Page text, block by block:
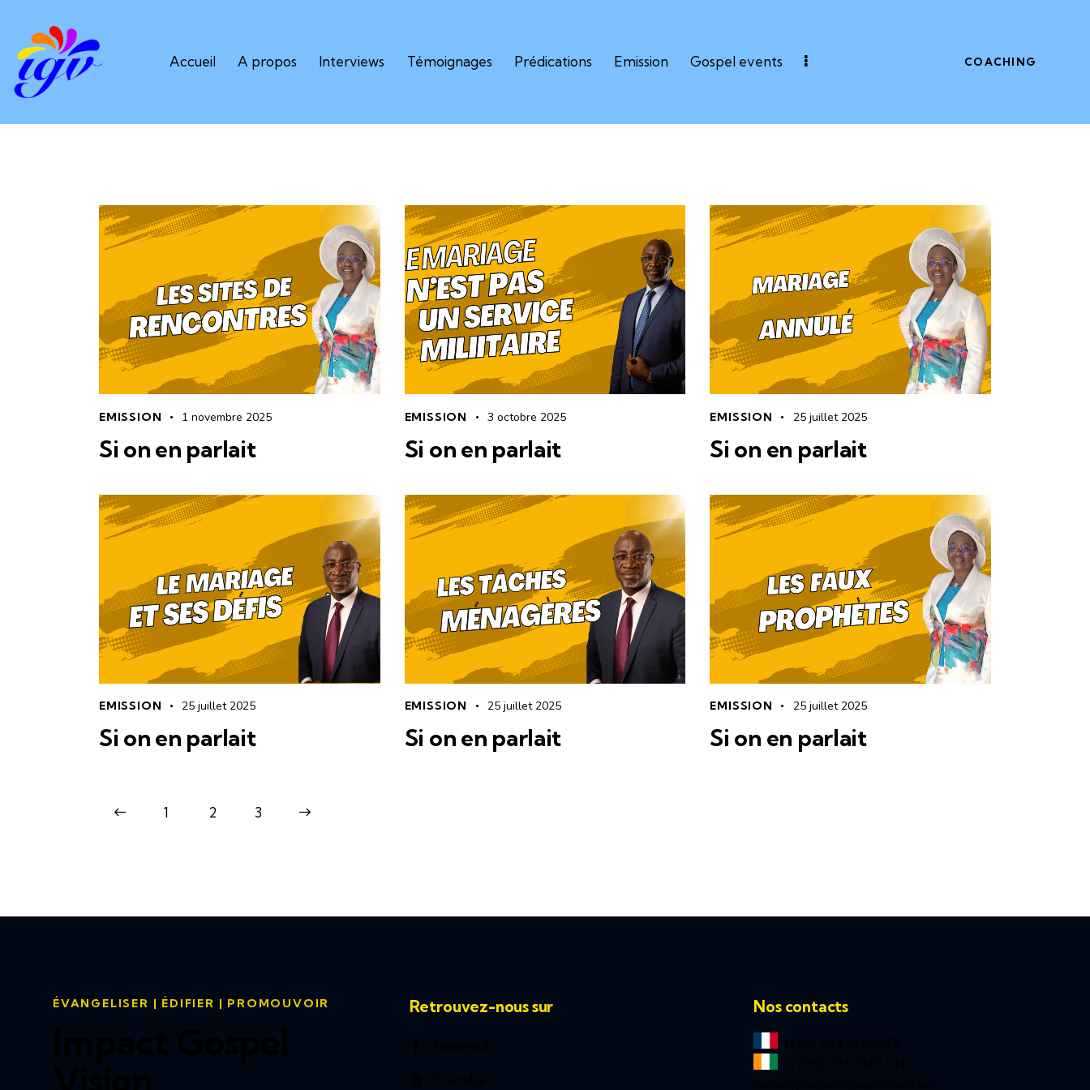
Accueil A propos Interviews Témoignages Prédications Emission Gospel events COACHING
EMISSION 1 novembre 2025
Si on en parlait
EMISSION 3 octobre 2025
Si on en parlait
EMISSION 25 juillet 2025
Si on en parlait
EMISSION 25 juillet 2025
Si on en parlait
EMISSION 25 juillet 2025
Si on en parlait
EMISSION 25 juillet 2025
Si on en parlait
1 2 3
ÉVANGELISER | ÉDIFIER | PROMOUVOIR Retrouvez-nous sur Nos contacts